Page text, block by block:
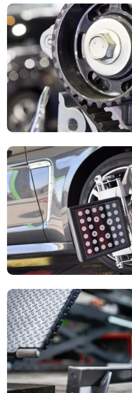
Remmen
Veiligheid staat voorop. Wij
remschijven en remblokken
Distributie/
Een cruciale klus. Wij
kostbare motorschade te
op kunt vertrouwen.
Auto uitlijnen
Trekt uw auto naar één kant
Met onze moderne
voor een betere wegligging.